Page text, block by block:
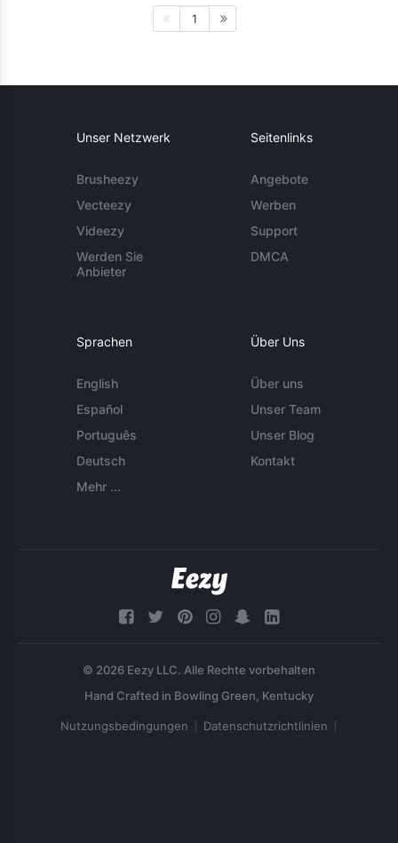
1
Unser Netzwerk
Brusheezy
Vecteezy
Videezy
Werden Sie
Anbieter
Seitenlinks
Angebote
Werben
Support
DMCA
Sprachen
English
Español
Português
Deutsch
Mehr ...
Über Uns
Über uns
Unser Team
Unser Blog
Kontakt
© 2026 Eezy LLC. Alle Rechte vorbehalten
Nutzungsbedingungen Datenschutzrichtlinien